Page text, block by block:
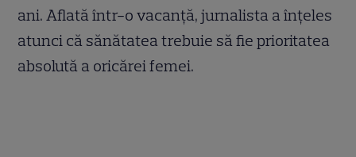
ani. Aflată într-o vacanță, jurnalista a înțeles
atunci că sănătatea trebuie să fie prioritatea
absolută a oricărei femei.